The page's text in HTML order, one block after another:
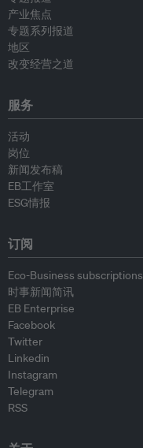
产业焦点
专题系列报道
地区
改变经营之道
服务
活动
岗位
新闻发布稿
EB工作室
ESG情报
订阅
Eco-Business subscriptions
时事新闻简讯
EB Enterprise
Facebook
Twitter
Linkedin
Instagram
Telegram
RSS